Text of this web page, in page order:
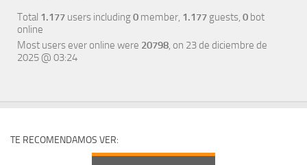
Total 1.177 users including0 member, 1.177 guests, 0 bot
online
Most users ever online were 20798, on 23 de diciembre de
2025 @ 03:24
TE RECOMENDAMOS VER: